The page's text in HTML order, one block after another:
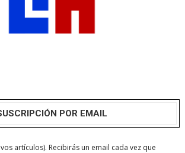
POR EMAIL